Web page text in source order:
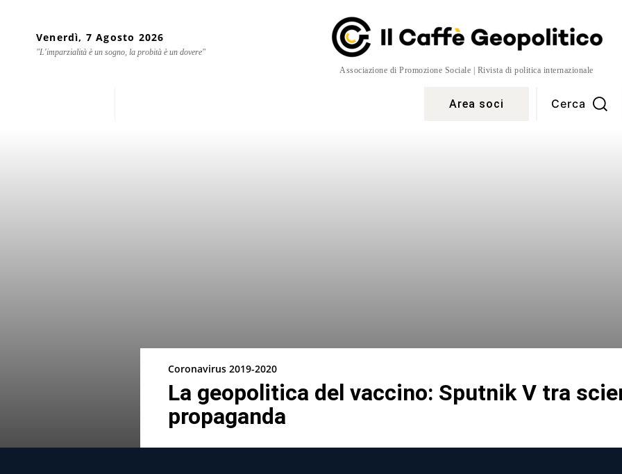
Venerdì, 7 Agosto 2026
"L'imparzialità è un sogno, la probità è un dovere"
Associazione di Promozione Sociale | Rivista di politica internazionale
Area soci Cerca
Coronavirus 2019-2020
La geopolitica del vaccino: Sputnik V tra
propaganda